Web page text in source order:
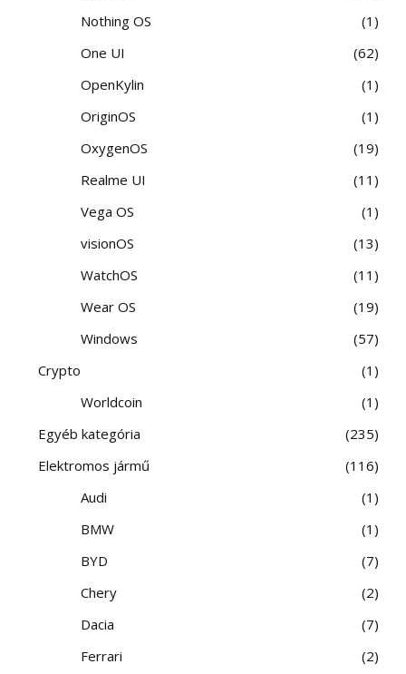
Nothing OS
1
One UI
62
OpenKylin
1
OriginOS
1
OxygenOS
19
Realme UI
11
Vega OS
1
visionOS
13
WatchOS
11
Wear OS
19
Windows
57
Crypto
1
Worldcoin
1
Egyéb kategória
235
Elektromos jármű
116
Audi
1
BMW
1
BYD
7
Chery
2
Dacia
7
Ferrari
2